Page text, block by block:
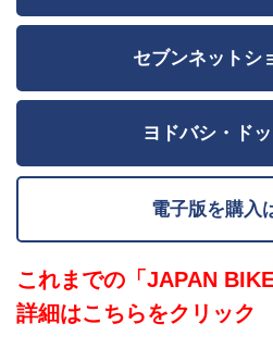
セブンネットシ
ヨドバシ・ド
電子版を購入
これまでの「JAPAN
詳細はこちらをクリック